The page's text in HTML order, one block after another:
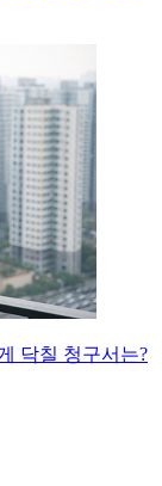
닥칠 청구서는?